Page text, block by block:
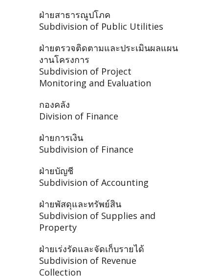
ฝ่ายสาธารณูปโภค
Subdivision of Public Utilities
ฝ่ายตรวจติดตามและประเมินผลแผน
งานโครงการ
Subdivision of Project
Monitoring and Evaluation
กองคลัง
Division of Finance
ฝ่ายการเงิน
Subdivision of Finance
ฝ่ายบัญชี
Subdivision of Accounting
ฝ่ายพัสดุและทรัพย์สิน
Subdivision of Supplies and
Property
ฝ่ายเร่งรัดและจัดเก็บรายได้
Subdivision of Revenue
Collection